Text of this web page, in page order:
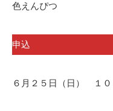
色えんぴつ
申込
６月２５日（日） １０